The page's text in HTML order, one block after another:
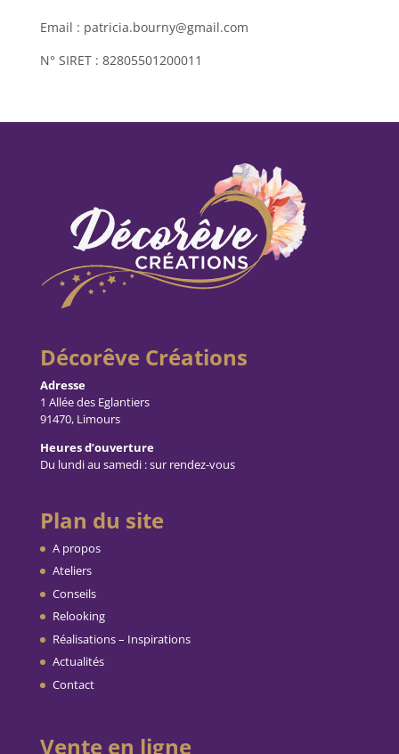
Email : patricia.bourny@gmail.com
N° SIRET : 82805501200011
Décorêve Créations
Adresse
1 Allée des Eglantiers
91470, Limours
Heures d’ouverture
Du lundi au samedi : sur rendez-vous
Plan du site
A propos
Ateliers
Conseils
Relooking
Réalisations – Inspirations
Actualités
Contact
Vente en ligne